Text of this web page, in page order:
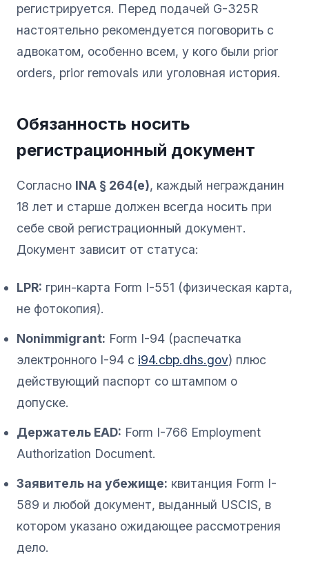
регистрируется. Перед подачей G-325R
настоятельно рекомендуется поговорить с
адвокатом, особенно всем, у кого были prior
orders, prior removals или уголовная история.
Обязанность носить
регистрационный документ
Согласно INA § 264(e), каждый негражданин
18 лет и старше должен всегда носить при
себе свой регистрационный документ.
Документ зависит от статуса:
LPR: грин-карта Form I-551 (физическая карта,
не фотокопия).
Nonimmigrant: Form I-94 (распечатка
электронного I-94 с i94.cbp.dhs.gov) плюс
действующий паспорт со штампом о
допуске.
Держатель EAD: Form I-766 Employment
Authorization Document.
Заявитель на убежище: квитанция Form I-
589 и любой документ, выданный USCIS, в
котором указано ожидающее рассмотрения
дело.